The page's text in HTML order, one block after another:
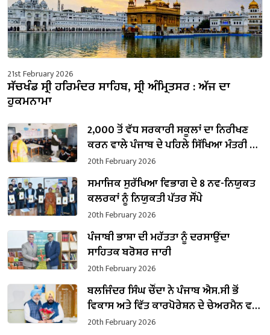
21st February 2026
ਸੱਚਖੰਡ ਸ੍ਰੀ ਹਰਿਮੰਦਰ ਸਾਹਿਬ, ਸ੍ਰੀ ਅੰਮ੍ਰਿਤਸਰ : ਅੱਜ ਦਾ
ਹੁਕਮਨਾਮਾ
2,000 ਤੋਂ ਵੱਧ ਸਰਕਾਰੀ ਸਕੂਲਾਂ ਦਾ ਨਿਰੀਖਣ
ਕਰਨ ਵਾਲੇ ਪੰਜਾਬ ਦੇ ਪਹਿਲੇ ਸਿੱਖਿਆ ਮੰਤਰੀ ਬਣੇ
ਹਰਜੋਤ ਸਿੰਘ ਬੈਂਸ
20th February 2026
ਸਮਾਜਿਕ ਸੁਰੱਖਿਆ ਵਿਭਾਗ ਦੇ 8 ਨਵ-ਨਿਯੁਕਤ
ਕਲਰਕਾਂ ਨੂੰ ਨਿਯੁਕਤੀ ਪੱਤਰ ਸੌਂਪੇ
20th February 2026
ਪੰਜਾਬੀ ਭਾਸ਼ਾ ਦੀ ਮਹੱਤਤਾ ਨੂੰ ਦਰਸਾਉਂਦਾ
ਸਾਹਿਤਕ ਬਰੋਸ਼ਰ ਜਾਰੀ
20th February 2026
ਬਲਜਿੰਦਰ ਸਿੰਘ ਚੌਂਦਾ ਨੇ ਪੰਜਾਬ ਐਸ.ਸੀ ਭੋਂ
ਵਿਕਾਸ ਅਤੇ ਵਿੱਤ ਕਾਰਪੋਰੇਸ਼ਨ ਦੇ ਚੇਅਰਮੈਨ ਵਜੋਂ
ਸੰਭਾਲਿਆ ਕਾਰਜਭਾਰ
20th February 2026